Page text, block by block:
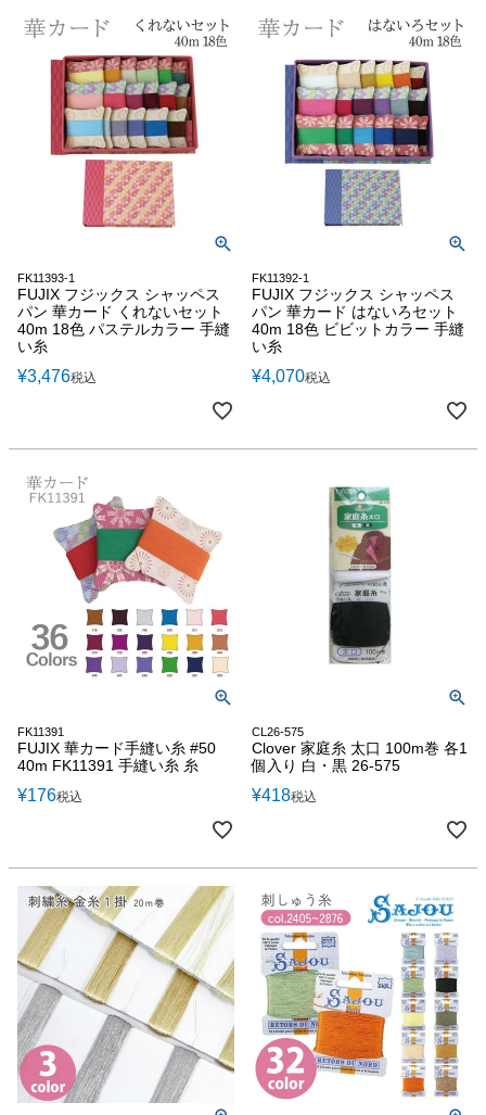
FK11393-1
FUJIX フジックス シャッペス
パン 華カード くれないセット
40m 18色 パステルカラー 手縫
い糸
¥3,476税込
FK11392-1
FUJIX フジックス シャッペス
パン 華カード はないろセット
40m 18色 ビビットカラー 手縫
い糸
¥4,070税込
FK11391
FUJIX 華カード手縫い糸 #50
40m FK11391 手縫い糸 糸
¥176税込
CL26-575
Clover 家庭糸 太口 100m巻 各1
個入り 白・黒 26-575
¥418税込